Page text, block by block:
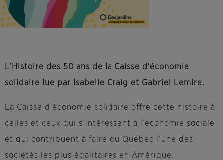
L’Histoire des 50 ans de la Caisse d’économie
solidaire lue par Isabelle Craig et Gabriel Lemire.
La Caisse d’économie solidaire offre cette histoire à
celles et ceux qui s’intéressent à l’économie sociale
et qui contribuent à faire du Québec l’une des
sociétés les plus égalitaires en Amérique.